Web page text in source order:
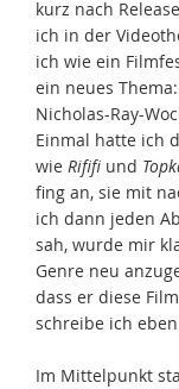
kurz nach
ich in der
ich wie ein
ein neues
Nicholas-Ray-
Einmal hatte ich
wie Rififi und
fing an, sie mit
ich dann jeden
sah, wurde mir
Genre neu
dass er diese
schreibe ich
Im Mittelpunkt